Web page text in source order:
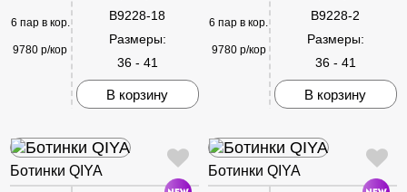
6 пар в кор.
9780 р/кор
B9228-18
Размеры:
36 - 41
В корзину
6 пар в кор.
9780 р/кор
B9228-2
Размеры:
36 - 41
В корзину
Ботинки QIYA Ботинки QIYA